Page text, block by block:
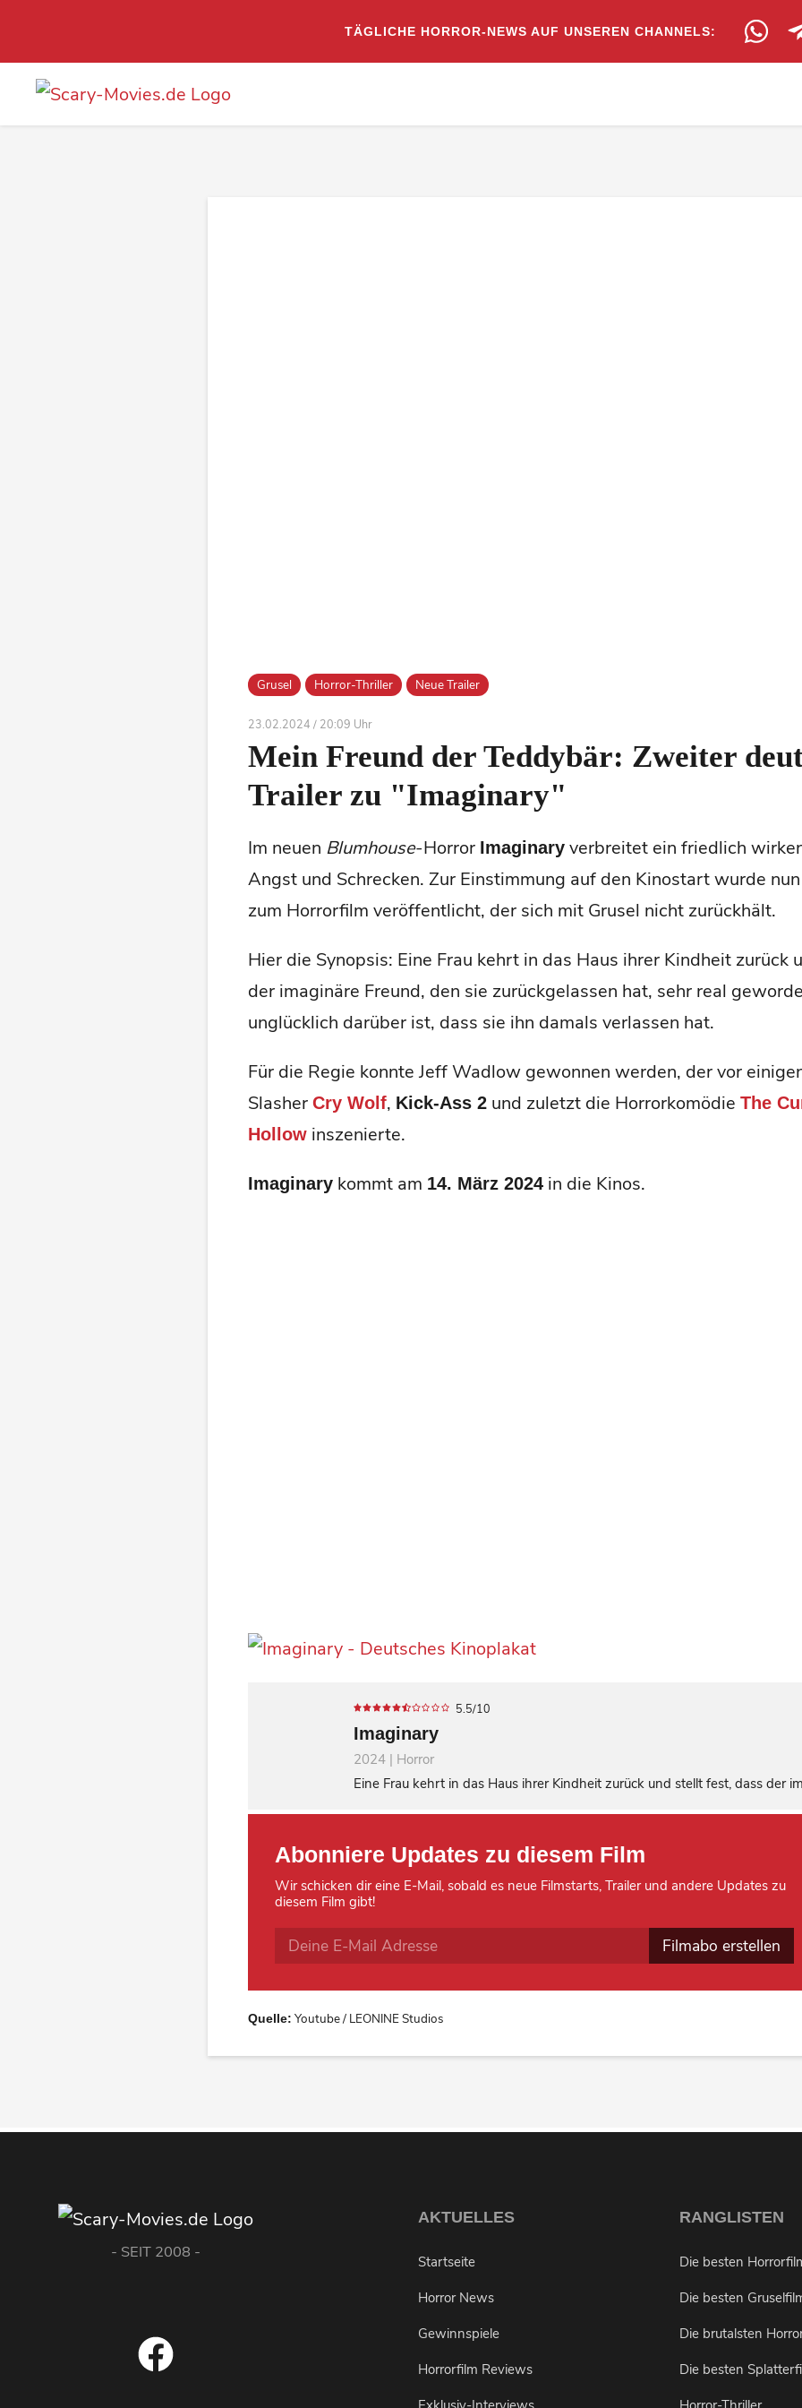
TÄGLICHE HORROR-NEWS AUF UNSEREN CHANNELS:
Grusel Horror-Thriller Neue Trailer
23.02.2024 / 20:09 Uhr
Mein Freund der Teddybär: Zweiter
Trailer zu "Imaginary"
Im neuen Blumhouse-Horror Imaginary verbreitet ein friedlich
Angst und Schrecken. Zur Einstimmung auf den Kinostart wurde
zum Horrorfilm veröffentlicht, der sich mit Grusel nicht zurückhält.
Hier die Synopsis: Eine Frau kehrt in das Haus ihrer Kindheit zurück
der imaginäre Freund, den sie zurückgelassen hat, sehr real
unglücklich darüber ist, dass sie ihn damals verlassen hat.
Für die Regie konnte Jeff Wadlow gewonnen werden, der vor
Slasher Cry Wolf, Kick-Ass 2 und zuletzt die Horrorkomödie The
Hollow inszenierte.
Imaginary kommt am 14. März 2024 in die Kinos.
5.5/10
Imaginary
2024 | Horror
Eine Frau kehrt in das Haus ihrer Kindheit zurück und stellt fest, dass der
Abonniere Updates zu diesem Film
Wir schicken dir eine E-Mail, sobald es neue Filmstarts, Trailer und andere Updates zu
diesem Film gibt!
Filmabo erstellen
Quelle: Youtube / LEONINE Studios
- SEIT 2008 -
AKTUELLES
Startseite
Horror News
Gewinnspiele
Horrorfilm Reviews
RANGLISTEN
Die besten
Die besten
Die brutalsten
Die besten